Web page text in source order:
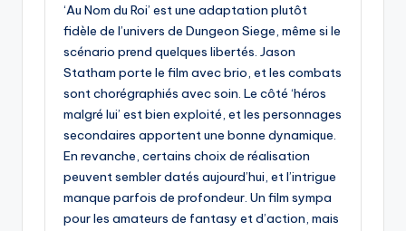
‘Au Nom du Roi’ est une adaptation plutôt
fidèle de l’univers de Dungeon Siege, même si le
scénario prend quelques libertés. Jason
Statham porte le film avec brio, et les combats
sont chorégraphiés avec soin. Le côté ‘héros
malgré lui’ est bien exploité, et les personnages
secondaires apportent une bonne dynamique.
En revanche, certains choix de réalisation
peuvent sembler datés aujourd’hui, et l’intrigue
manque parfois de profondeur. Un film sympa
pour les amateurs de fantasy et d’action, mais